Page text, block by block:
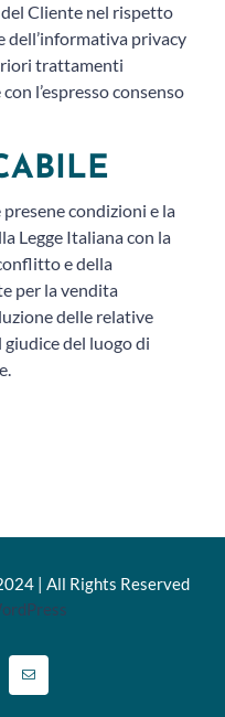
Cliente nel rispetto
dell’informativa privacy
trattamenti
l’espresso consenso
condizioni e la
Legge Italiana con la
e della
per la vendita
delle relative
del luogo di
| All Rights Reserved